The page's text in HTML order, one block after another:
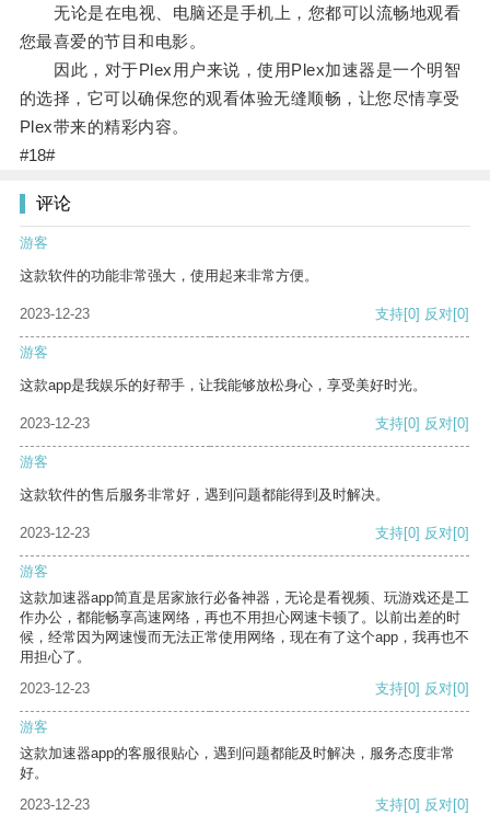
无论是在电视、电脑还是手机上，您都可以流畅地观看
您最喜爱的节目和电影。
因此，对于Plex用户来说，使用Plex加速器是一个明智
的选择，它可以确保您的观看体验无缝顺畅，让您尽情享受
Plex带来的精彩内容。
#18#
评论
游客
这款软件的功能非常强大，使用起来非常方便。
2023-12-23 支持[0] 反对[0]
游客
这款app是我娱乐的好帮手，让我能够放松身心，享受美好时光。
2023-12-23 支持[0] 反对[0]
游客
这款软件的售后服务非常好，遇到问题都能得到及时解决。
2023-12-23 支持[0] 反对[0]
游客
这款加速器app简直是居家旅行必备神器，无论是看视频、玩游戏还是工
作办公，都能畅享高速网络，再也不用担心网速卡顿了。以前出差的时
候，经常因为网速慢而无法正常使用网络，现在有了这个app，我再也不
用担心了。
2023-12-23
支持[0] 反对[0]
游客
这款加速器app的客服很贴心，遇到问题都能及时解决，服务态度非常
好。
2023-12-23
支持[0] 反对[0]